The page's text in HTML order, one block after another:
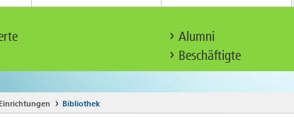
Alumni
Beschäftigte
Einrichtungen Bibliothek